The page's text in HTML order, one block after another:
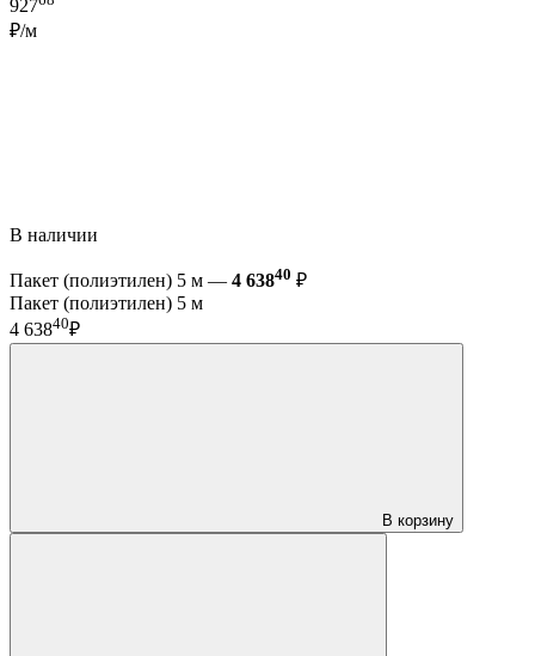
927
₽/м
В наличии
Пакет (полиэтилен) 5 м — 4 63840 ₽
Пакет (полиэтилен) 5 м
4 63840₽
В корзину